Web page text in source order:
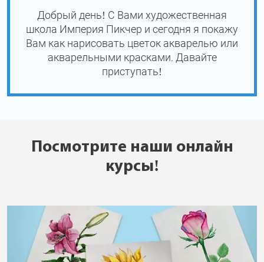
Добрый день! С Вами художественная
школа Империя Пикчер и сегодня я покажу
Вам как нарисовать цветок акварелью или
акварельными красками. Давайте
приступать!
Посмотрите наши онлайн
курсы!